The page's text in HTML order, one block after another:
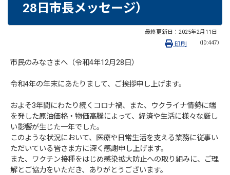
28日市長メッセージ）
最終更新日： 2025年2月11日
（ID:447）
印刷
市民のみなさまへ（令和4年12月28日）
令和4年の年末にあたりまして、ご挨拶申し上げます。
およそ3年間にわたり続くコロナ禍、また、ウクライナ情勢に端
を発した原油価格・物価高騰によって、経済や生活に様々な厳し
い影響が生じた一年でした。
このような状況において、医療や日常生活を支える業務に従事い
ただいている皆さま方に深く感謝申し上げます。
また、ワクチン接種をはじめ感染拡大防止への取り組みに、ご理
解とご協力をいただき、ありがとうございます。